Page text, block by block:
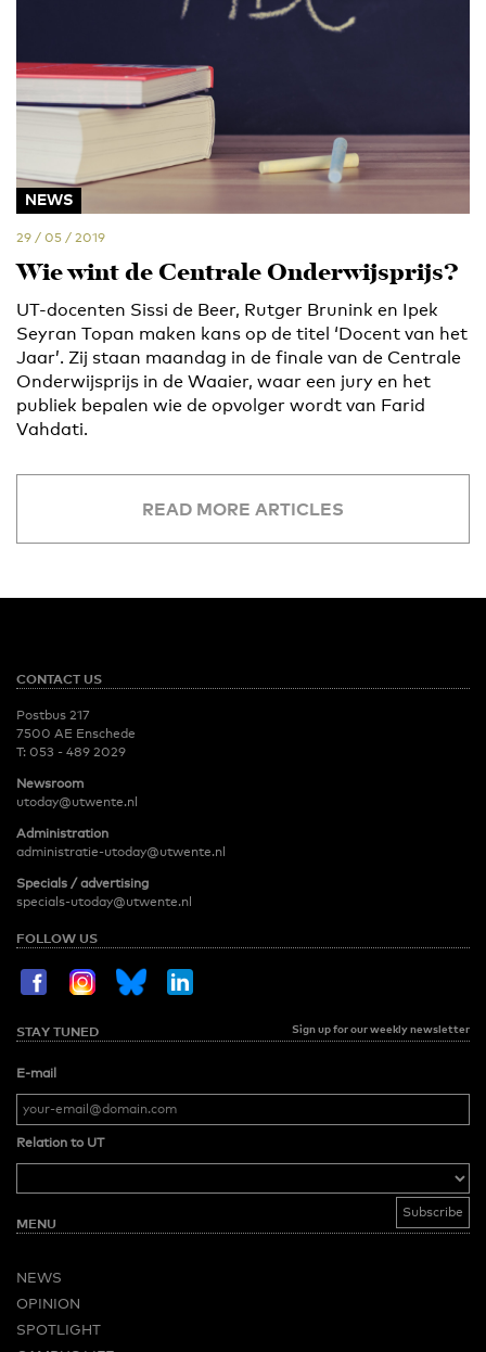
NEWS
29 / 05 / 2019
Wie wint de Centrale Onderwijsprijs?
UT-docenten Sissi de Beer, Rutger Brunink en Ipek
Seyran Topan maken kans op de titel ‘Docent van het
Jaar’. Zij staan maandag in de finale van de Centrale
Onderwijsprijs in de Waaier, waar een jury en het
publiek bepalen wie de opvolger wordt van Farid
Vahdati.
READ MORE ARTICLES
CONTACT US
Postbus 217
7500 AE Enschede
T: 053 - 489 2029
Newsroom
utoday@utwente.nl
Administration
administratie-utoday@utwente.nl
Specials / advertising
specials-utoday@utwente.nl
FOLLOW US
STAY TUNED Sign up for our weekly newsletter
E-mail
Relation to UT
MENU
NEWS
OPINION
SPOTLIGHT